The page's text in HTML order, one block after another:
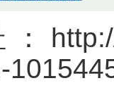
http://